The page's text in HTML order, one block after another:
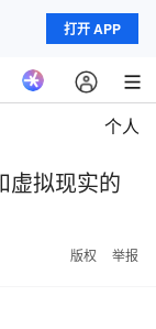
打开 APP
个人
虚拟现实的
版权 举报